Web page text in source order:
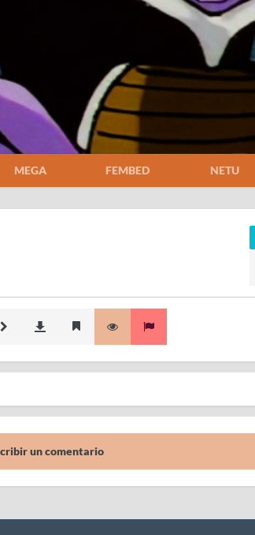
MEGA FEMBED NETU
un comentario